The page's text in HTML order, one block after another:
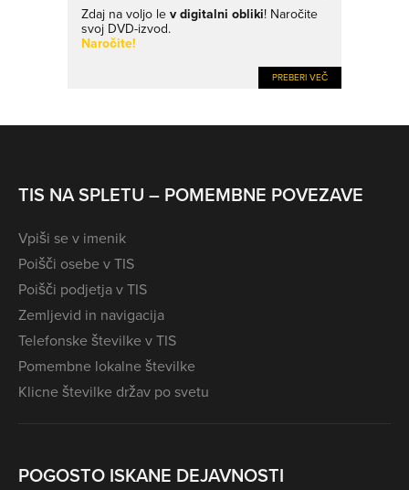
Zdaj na voljo lev digitalni obliki! Naročite
svoj DVD-izvod.
Naročite!
PREBERI VEČ
TIS NA SPLETU – POMEMBNE POVEZAVE
Vpiši se v imenik
Poišči osebe v TIS
Poišči podjetja v TIS
Zemljevid in navigacija
Telefonske številke v TIS
Pomembne lokalne številke
Klicne številke držav po svetu
POGOSTO ISKANE DEJAVNOSTI